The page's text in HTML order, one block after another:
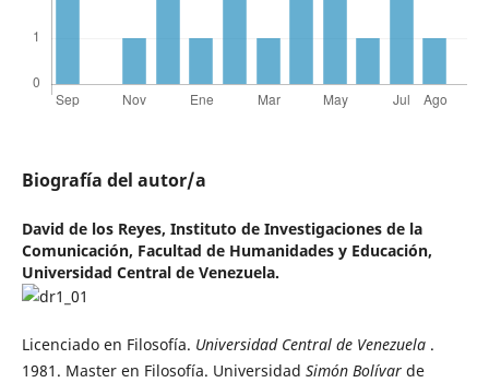
Biografía del autor/a
David de los Reyes, Instituto de Investigaciones de la
Comunicación, Facultad de Humanidades y Educación,
Universidad Central de Venezuela.
Licenciado en Filosofía. Universidad Central de Venezuela .
1981. Master en Filosofía. Universidad Simón Bolívarde